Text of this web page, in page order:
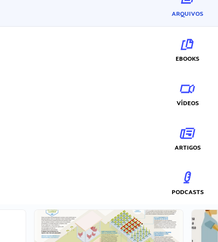
ARQUIVOS
EBOOKS
VÍDEOS
ARTIGOS
PODCASTS